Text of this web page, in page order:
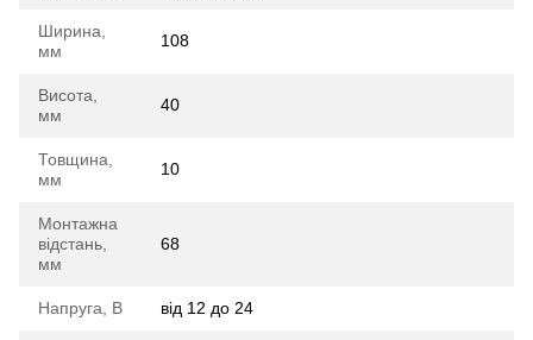
Ширина,
мм
108
Висота,
мм
40
Товщина,
мм
10
Монтажна
відстань,
мм
68
Напруга, В від 12 до 24